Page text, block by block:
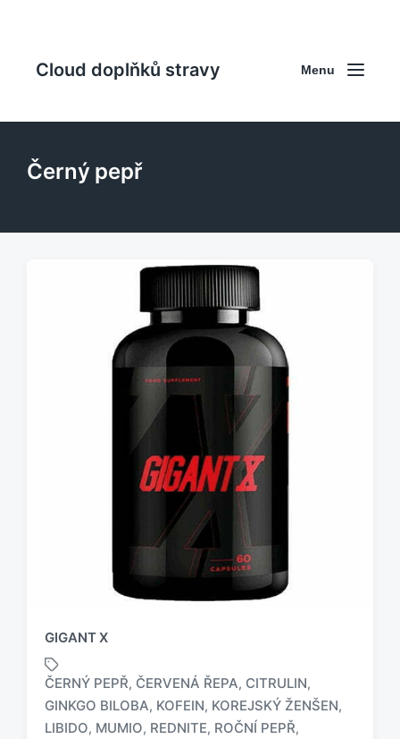
Cloud doplňků stravy Menu
Černý pepř
GIGANT X
O
ČERNÝ PEPŘ, ČERVENÁ ŘEPA, CITRULIN,
GINKGO BILOBA, KOFEIN, KOREJSKÝ ŽENŠEN,
LIBIDO, MUMIO, REDNITE, ROČNÍ PEPŘ,